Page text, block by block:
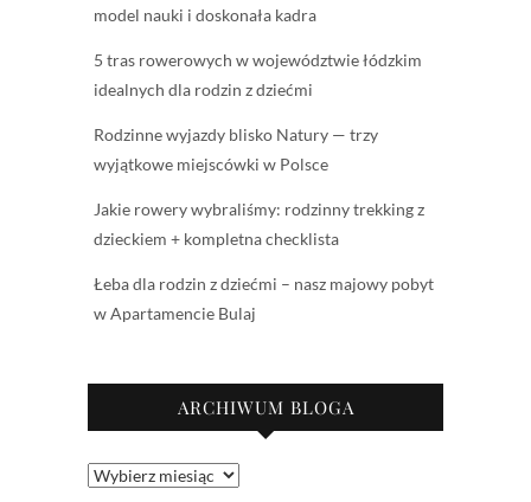
model nauki i doskonała kadra
5 tras rowerowych w województwie łódzkim
idealnych dla rodzin z dziećmi
Rodzinne wyjazdy blisko Natury — trzy
wyjątkowe miejscówki w Polsce
Jakie rowery wybraliśmy: rodzinny trekking z
dzieckiem + kompletna checklista
Łeba dla rodzin z dziećmi – nasz majowy pobyt
w Apartamencie Bulaj
ARCHIWUM BLOGA
Archiwum